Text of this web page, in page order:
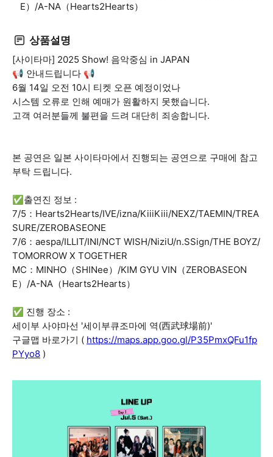
E）/A-NA（Hearts2Hearts）
상품설명
[사이타마] 2025 Show! 음악중심 in JAPAN
📢 안내드립니다 📢
6월 14일 오전 10시 티켓 오픈 예정이었나
시스템 오류로 인해 예매가 원활하지 못했습니다.
고객 여러분들께 불편을 드려 대단히 죄송합니다.
본 공연은 일본 사이타마에서 진행되는 공연으로 구매에 참고
부탁 드립니다.
✅출연진 정보 :
7/5：Hearts2Hearts/IVE/izna/KiiiKiii/NEXZ/TAEMIN/TREA
SURE/ZEROBASEONE
7/6：aespa/ILLIT/INI/NCT WISH/NiziU/n.SSign/THE BOYZ/
TOMORROW X TOGETHER
MC：MINHO（SHINee）/KIM GYU VIN（ZEROBASEON
E）/A-NA（Hearts2Hearts）
✅ 진행 장소 :
세이부 사야마선 '세이부큐조마에 역(西武球場前)'
구글맵 바로가기 ( https://maps.app.goo.gl/P35PmxQFu1fp
PYyo8 )